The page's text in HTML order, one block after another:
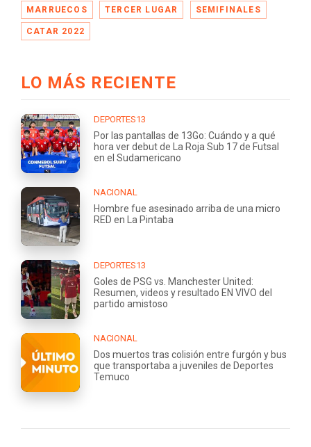
MARRUECOS TERCER LUGAR SEMIFINALES
CATAR 2022
LO MÁS RECIENTE
DEPORTES13
Por las pantallas de 13Go: Cuándo y a qué
hora ver debut de La Roja Sub 17 de Futsal
en el Sudamericano
NACIONAL
Hombre fue asesinado arriba de una micro
RED en La Pintaba
DEPORTES13
Goles de PSG vs. Manchester United:
Resumen, videos y resultado EN VIVO del
partido amistoso
NACIONAL
Dos muertos tras colisión entre furgón y bus
que transportaba a juveniles de Deportes
Temuco